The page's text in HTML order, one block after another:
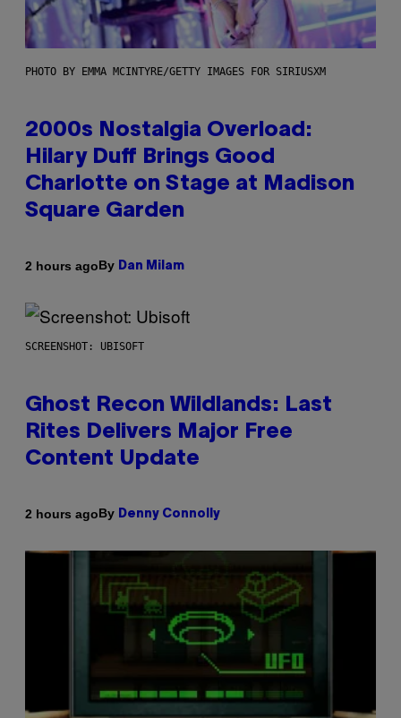
PHOTO BY EMMA MCINTYRE/GETTY IMAGES FOR SIRIUSXM
2000s Nostalgia Overload:
Hilary Duff Brings Good
Charlotte on Stage at Madison
Square Garden
2 hours agoBy Dan Milam
SCREENSHOT: UBISOFT
Ghost Recon Wildlands: Last
Rites Delivers Major Free
Content Update
2 hours agoBy Denny Connolly